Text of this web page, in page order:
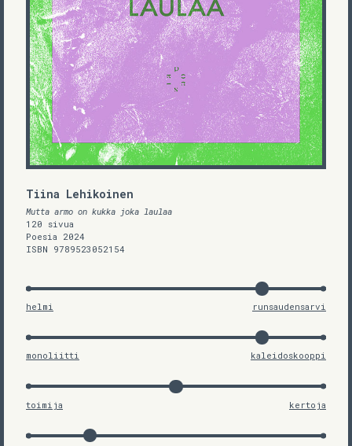
Tiina Lehikoinen
Mutta armo on kukka joka laulaa
120 sivua
Poesia 2024
ISBN 9789523052154
helmi runsaudensarvi
monoliitti kaleidoskooppi
toimija kertoja